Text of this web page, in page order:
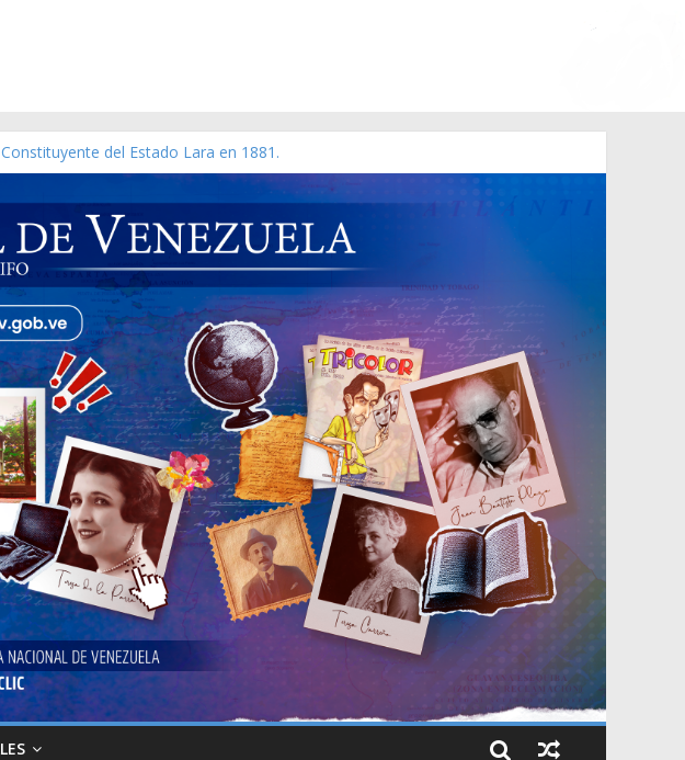
del Estado Lara en 1881.
V, Caracas 09 de marzo de 2006 N° 38.394